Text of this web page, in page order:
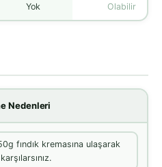
Yok Olabilir
Nedenleri
fındık kremasına ulaşarak